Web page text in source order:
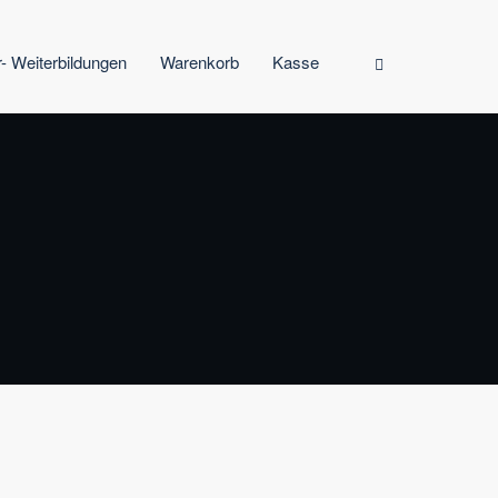
Weiterbildungen Warenkorb Kasse